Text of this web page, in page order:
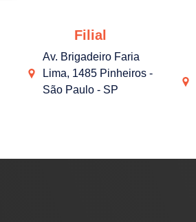
Filial
Av. Brigadeiro Faria
Lima, 1485 Pinheiros -
São Paulo - SP